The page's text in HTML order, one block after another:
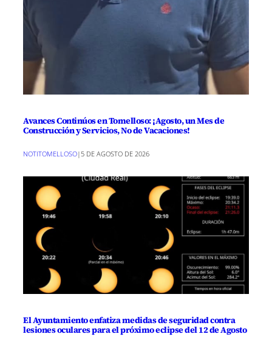
Avances Continúos en Tomelloso: ¡Agosto, un Mes de
Construcción y Servicios, No de Vacaciones!
NOTITOMELLOSO|5 DE AGOSTO DE 2026
El Ayuntamiento enfatiza medidas de seguridad contra
lesiones oculares para el próximo eclipse del 12 de Agosto